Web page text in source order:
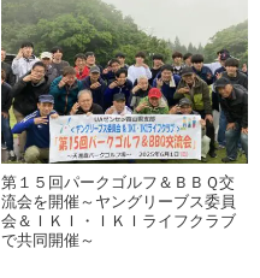
第１５回パークゴルフ＆ＢＢＱ交
流会を開催～ヤングリーブス委員
会＆ＩＫＩ・ＩＫＩライフクラブ
で共同開催～